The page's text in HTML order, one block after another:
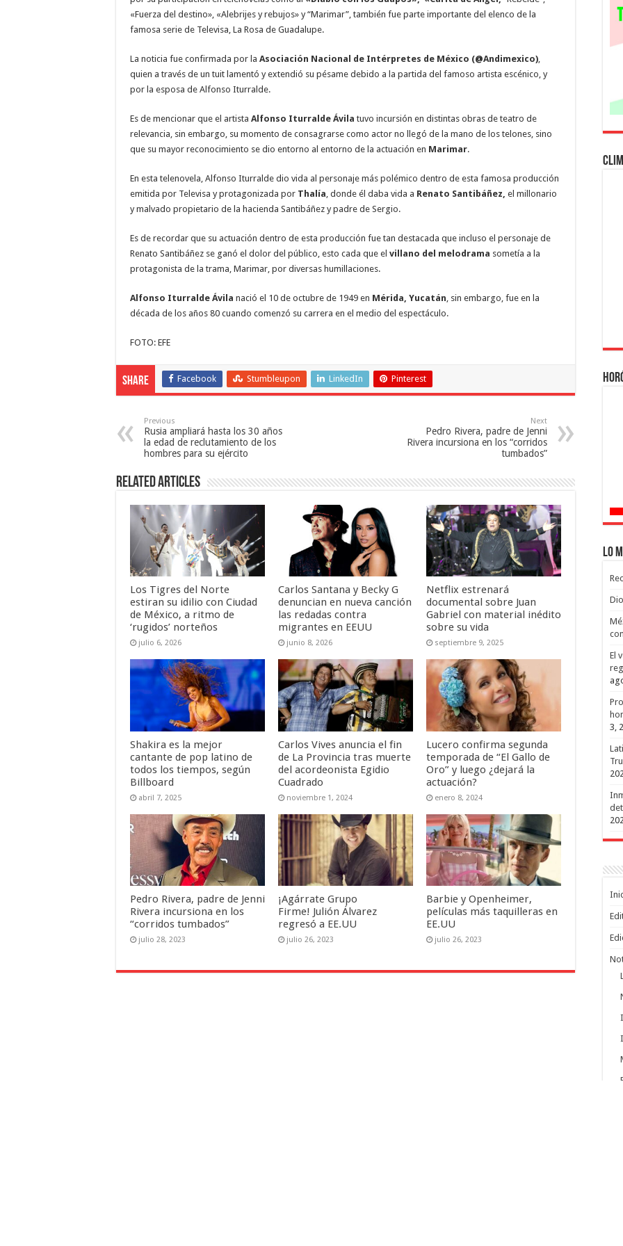
villano
de
«Fuerza del destino», «Alebrijes y rebujos» y “Marimar”, también fue parte importante del elenco de la
famosa serie de Televisa, La Rosa de Guadalupe.
La noticia fue confirmada por la Asociación Nacional de Intérpretes de México (@Andimexico),
quien a través de un tuit lamentó y extendió su pésame debido a la partida del famoso artista escénico, y
por la esposa de Alfonso Iturralde.
Es de mencionar que el artista Alfonso Iturralde Ávila tuvo incursión en distintas obras de teatro de
relevancia, sin embargo, su momento de consagrarse como actor no llegó de la mano de los telones, sino
que su mayor reconocimiento se dio entorno al entorno de la actuación en Marimar.
En esta telenovela, Alfonso Iturralde dio vida al personaje más polémico dentro de esta famosa producción
emitida por Televisa y protagonizada por Thalía, donde él daba vida a Renato Santibáñez, el millonario
y malvado propietario de la hacienda Santibáñez y padre de Sergio.
Es de recordar que su actuación dentro de esta producción fue tan destacada que incluso el personaje de
Renato Santibáñez se ganó el dolor del público, esto cada que el villano del melodrama sometía a la
protagonista de la trama, Marimar, por diversas humillaciones.
Alfonso Iturralde Ávila nació el 10 de octubre de 1949 en Mérida, Yucatán, sin embargo, fue en la
década de los años 80 cuando comenzó su carrera en el medio del espectáculo.
FOTO: EFE
Share Facebook Stumbleupon LinkedIn Pinterest
Previous
Rusia ampliará hasta los 30 años
la edad de reclutamiento de los
hombres para su ejército
Next
Pedro Rivera, padre de Jenni
Rivera incursiona en los “corridos
tumbados”
Related Articles
Los Tigres del Norte
estiran su idilio con Ciudad
de México, a ritmo de
‘rugidos’ norteños
julio 6, 2026
Carlos Santana y Becky G
denuncian en nueva canción
las redadas contra
migrantes en EEUU
junio 8, 2026
Netflix estrenará
documental sobre Juan
Gabriel con material inédito
sobre su vida
septiembre 9, 2025
Shakira es la mejor
cantante de pop latino de
todos los tiempos, según
Billboard
abril 7, 2025
Carlos Vives anuncia el fin
de La Provincia tras muerte
del acordeonista Egidio
Cuadrado
noviembre 1, 2024
Lucero confirma segunda
temporada de “El Gallo de
Oro” y luego ¿dejará la
actuación?
enero 8, 2024
Pedro Rivera, padre de Jenni
Rivera incursiona en los
“corridos tumbados”
julio 28, 2023
¡Agárrate Grupo
Firme! Julión Álvarez
regresó a EE.UU
julio 26, 2023
Barbie y Openheimer,
películas más taquilleras en
EE.UU
julio 26, 2023
Lo
El
3,